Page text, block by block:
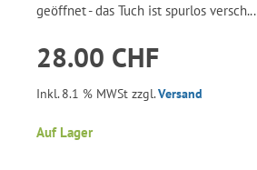
geöffnet - das Tuch ist spurlos versch...
28.00 CHF
Inkl. 8.1 % MWSt zzgl.Versand
Auf Lager